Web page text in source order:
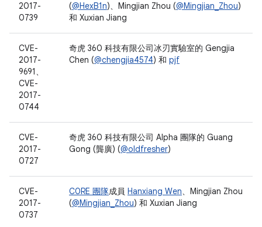
2017-
0739
(@HexB1n)、Mingjian Zhou (@Mingjian_Zhou)
和 Xuxian Jiang
CVE-
2017-
9691、
CVE-
2017-
0744
奇虎 360 科技有限公司冰刃實驗室的 Gengjia
Chen (@chengjia4574) 和 pjf
CVE-
2017-
0727
奇虎 360 科技有限公司 Alpha 團隊的 Guang
Gong (龔廣) (@oldfresher)
CVE-
2017-
0737
C0RE 團隊成員 Hanxiang Wen、Mingjian Zhou
(@Mingjian_Zhou) 和 Xuxian Jiang